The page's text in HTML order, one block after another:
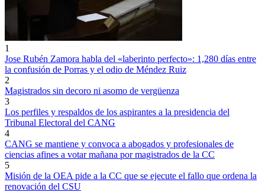
1
Jose Rubén Zamora habla del «laberinto perfecto»: 1,280 días entre
la confusión de Porras y el odio de Méndez Ruiz
2
Magistrados sin decoro ni asomo de vergüenza
3
Los perfiles y respaldos de los aspirantes a la presidencia del
Tribunal Electoral del CANG
4
CANG se mantiene y convoca a abogados y profesionales de
ciencias afines a votar mañana por magistrados de la CC
5
Misión de la OEA pide a la CC que se ejecute el fallo que ordena la
renovación del CSU